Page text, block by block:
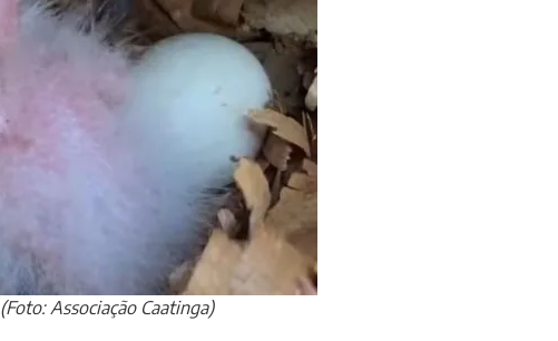
Associação Caatinga)